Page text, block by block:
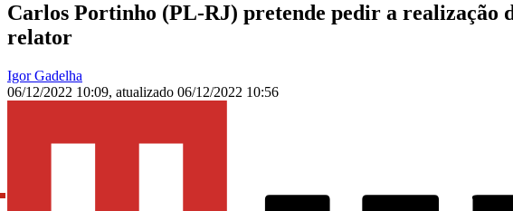
Carlos Portinho (PL-RJ) pretende pedir a realização
relator
Igor Gadelha
06/12/2022 10:09, atualizado 06/12/2022 10:56